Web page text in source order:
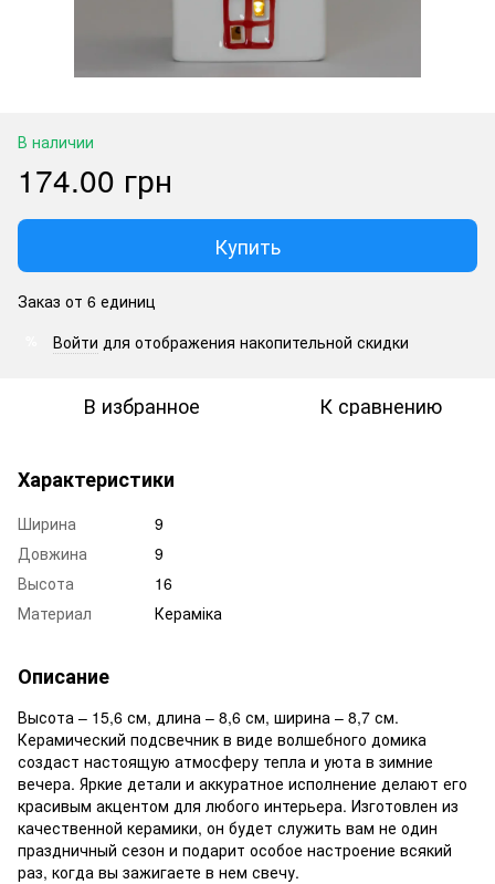
В наличии
174.00 грн
Купить
Заказ от 6 единиц
Войти для отображения накопительной скидки
В избранное К сравнению
Характеристики
Ширина
9
Довжина
9
Высота
16
Материал
Кераміка
Описание
Высота – 15,6 см, длина – 8,6 см, ширина – 8,7 см.
Керамический подсвечник в виде волшебного домика
создаст настоящую атмосферу тепла и уюта в зимние
вечера. Яркие детали и аккуратное исполнение делают его
красивым акцентом для любого интерьера. Изготовлен из
качественной керамики, он будет служить вам не один
праздничный сезон и подарит особое настроение всякий
раз, когда вы зажигаете в нем свечу.